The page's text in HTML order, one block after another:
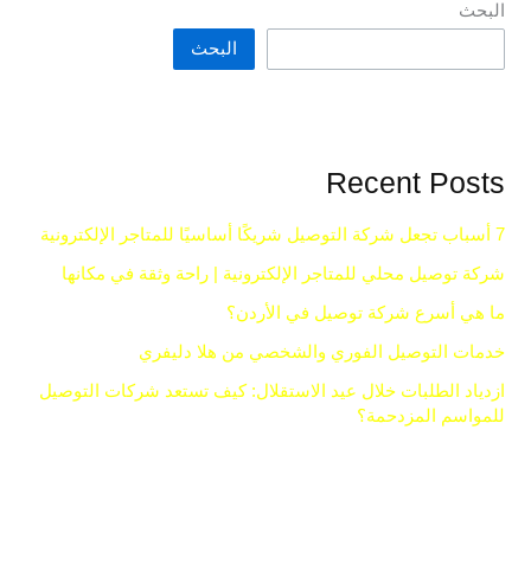
البحث
البحث
Recent Posts
7 أسباب تجعل شركة التوصيل شريكًا أساسيًا للمتاجر الإلكترونية
شركة توصيل محلي للمتاجر الإلكترونية | راحة وثقة في مكانها
ما هي أسرع شركة توصيل في الأردن؟
خدمات التوصيل الفوري والشخصي من هلا دليفري
ازدياد الطلبات خلال عيد الاستقلال: كيف تستعد شركات التوصيل
للمواسم المزدحمة؟